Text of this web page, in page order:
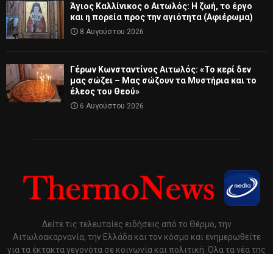
Άγιος Καλλίνικος ο Αιτωλός: Η ζωή, το έργο
και η πορεία προς την αγιότητα (Αφιέρωμα)
8 Αυγούστου 2026
Γέρων Κωνσταντίνος Αιτωλός: «Το κερί δεν
μας σώζει – Μας σώζουν τα Μυστήρια και το
έλεος του Θεού»
6 Αυγούστου 2026
Δείτε τις τελευταίες ειδήσεις από το Θέρμο, την
Αιτωλοακαρνανία, την Ελλάδα και τον κόσμο και ενημερωθείτε
για τα έκτακτα γεγονότα σε κοινωνία και πολιτική. Όλα τα νέα της